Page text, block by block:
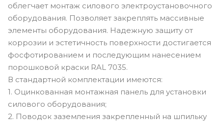
облегчает монтаж силового электроустановочного
оборудования. Позволяет закреплять массивные
элементы оборудования. Надежную защиту от
коррозии и эстетичность поверхности достигается
фосфотированием и последующим нанесением
порошковой краски RAL 7035.
В стандартной комплектации имеются:
1. Оцинкованная монтажная панель для установки
силового оборудования;
2. Поводок заземления закрепленный на шпильку